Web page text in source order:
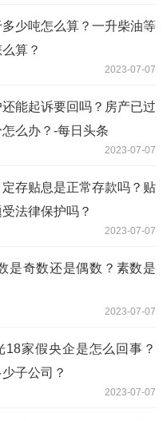
少吨怎么算？一升柴油等
算？
2023-07-07
能起诉要回吗？房产已过
么办？-每日头条
2023-07-07
存贴息是正常存款吗？贴
法律保护吗？
2023-07-07
是奇数还是偶数？素数是
2023-07-07
18家假央企是怎么回事？
子公司？
2023-07-07